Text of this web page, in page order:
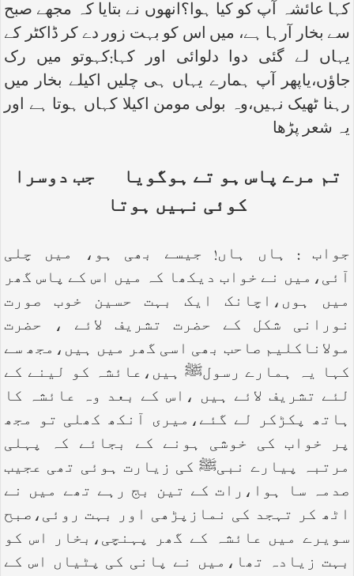
کہا عائشہ آپ کو کیا ہوا؟انھوں نے بتایا کہ مجھے صبح
سے بخار آرہا ہے، میں اس کو بہت زور دے کر ڈاکٹر کے
یہاں لے گئی دوا دلوائی اور کہا:کہوتو میں رک
جاؤں،یاپھر آپ ہمارے یہاں ہی چلیں اکیلے بخار میں
رہنا ٹھیک نہیں،وہ بولی مومن اکیلا کہاں ہوتا ہے اور
یہ شعر پڑھا
تم مرے پاس ہو تے ہوگویا
جب دوسرا
کوئی نہیں ہوتا
جواب : ہاں ہاں! جیسے بھی ہو، میں چلی
آئی،میں نے خواب دیکھا کہ میں اس کے پاس گھر
میں ہوں،اچانک ایک بہت حسین خوب صورت
نورانی شکل کے حضرت تشریف لائے ، حضرت
مولاناکلیم صاحب بھی اسی گھر میں ہیں،مجھ سے
کہا یہ ہمارے رسولﷺ ہیں،عائشہ کو لینے کے
لئے تشریف لائے ہیں ،اس کے بعد وہ عائشہ کا
ہاتھ پکڑکر لے گئے،میری آنکھ کھلی تو مجھ
پر خواب کی خوشی ہونے کے بجائے کہ پہلی
مرتبہ پیارے نبیﷺ کی زیارت ہوئی تھی عجیب
صدمہ سا ہوا،رات کے تین بج رہے تھے میں نے
اٹھ کر تہجد کی نمازپڑھی اور بہت روئی،صبح
سویرے میں عائشہ کے گھر پہنچی،بخار اس کو
بہت زیادہ تھا،میں نے پانی کی پٹیاں اس کے